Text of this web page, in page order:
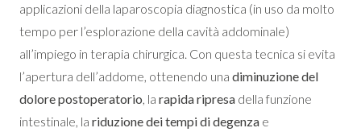
applicazioni della laparoscopia diagnostica (in uso da molto
tempo per l’esplorazione della cavità addominale)
all’impiego in terapia chirurgica. Con questa tecnica si evita
l’apertura dell’addome, ottenendo una diminuzione del
dolore postoperatorio, la rapida ripresa della funzione
intestinale, la riduzione dei tempi di degenza e